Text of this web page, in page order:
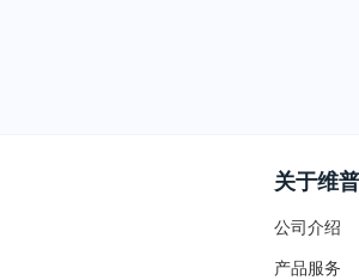
关于维普
公司介绍
产品服务